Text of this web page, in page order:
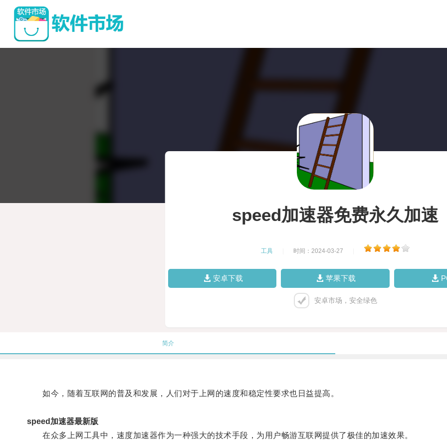
speed加速器免费永久加速
工具 时间：2024-03-27
安卓下载 苹果下载
安卓市场，安全绿色
简介
如今，随着互联网的普及和发展，人们对于上网的速度和稳定性要求也日益提高。
speed加速器最新版
在众多上网工具中，速度加速器作为一种强大的技术手段，为用户畅游互联网提供了极佳的加速效果。